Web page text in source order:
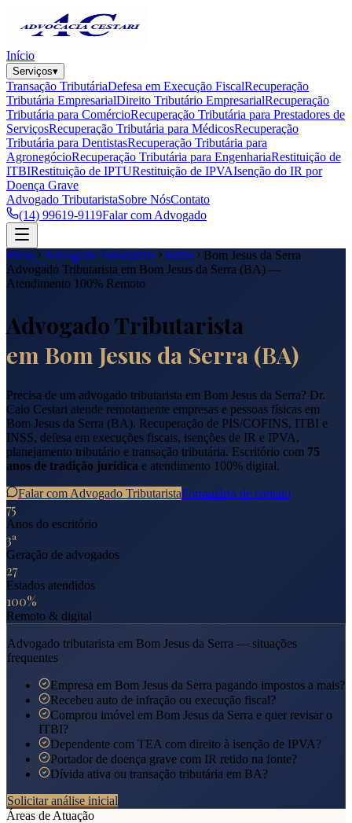
Início
Serviços▾
Transação TributáriaDefesa em Execução FiscalRecuperação
Tributária EmpresarialDireito Tributário EmpresarialRecuperação
Tributária para ComércioRecuperação Tributária para Prestadores de
ServiçosRecuperação Tributária para MédicosRecuperação
Tributária para DentistasRecuperação Tributária para
AgronegócioRecuperação Tributária para EngenhariaRestituição de
ITBIRestituição de IPTURestituição de IPVAIsenção do IR por
Doença Grave
Advogado TributaristaSobre NósContato
(14) 99619-9119Falar com Advogado
Início Advogado Tributarista Bahia
Bom Jesus da Serra
Advogado Tributarista em Bom Jesus da Serra (BA) —
Atendimento 100% Remoto
Advogado Tributarista
em Bom Jesus da Serra (BA)
Precisa de um advogado tributarista em Bom Jesus da Serra? Dr.
Caio Cestari atende remotamente empresas e pessoas físicas em
Bom Jesus da Serra (BA). Recuperação de PIS/COFINS, ITBI e
INSS, defesa em execuções fiscais, isenções de IR e IPVA,
planejamento tributário e transação tributária. Escritório com 75
anos de tradição jurídica e atendimento 100% digital.
Falar com Advogado TributaristaFormulário de contato
75
Anos do escritório
3ª
Geração de advogados
27
Estados atendidos
100%
Remoto & digital
Advogado tributarista em Bom Jesus da Serra — situações
frequentes
Empresa em Bom Jesus da Serra pagando impostos a mais?
Recebeu auto de infração ou execução fiscal?
Comprou imóvel em Bom Jesus da Serra e quer revisar o
ITBI?
Dependente com TEA com direito à isenção de IPVA?
Portador de doença grave com IR retido na fonte?
Dívida ativa ou transação tributária em BA?
Solicitar análise inicial
Áreas de Atuação